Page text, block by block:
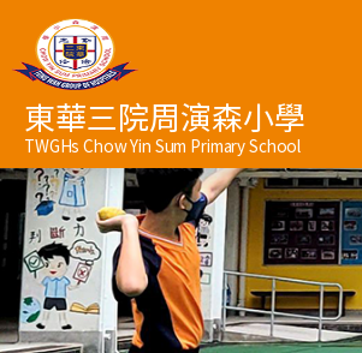
東華三院周演森小學
TWGHs Chow Yin Sum Primary School